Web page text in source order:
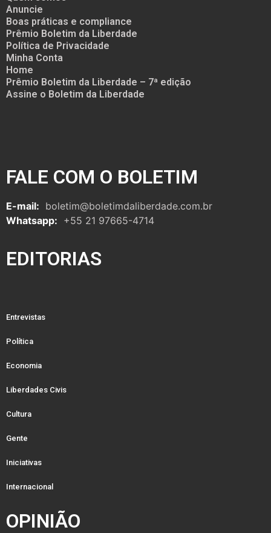
Anuncie
Boas práticas e compliance
Prêmio Boletim da Liberdade
Política de Privacidade
Minha Conta
Home
Prêmio Boletim da Liberdade – 7ª edição
Assine o Boletim da Liberdade
FALE COM O BOLETIM
E-mail: boletim@boletimdaliberdade.com.br
Whatsapp: +55 21 97665-4714
EDITORIAS
Entrevistas
Política
Economia
Liberdades Civis
Cultura
Gente
Iniciativas
Internacional
OPINIÃO